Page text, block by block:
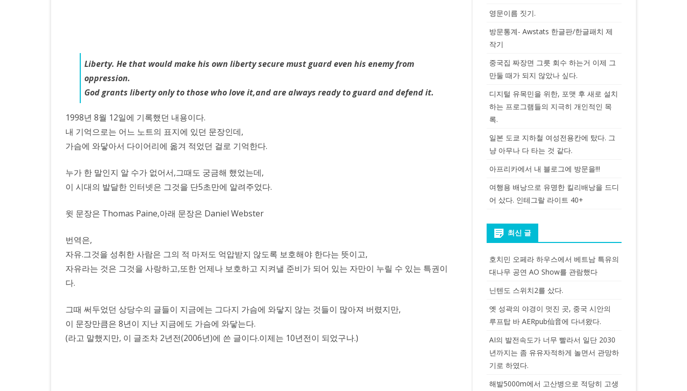
귀.
Liberty. He that would make his own liberty secure must guard even his enemy from
oppression.
God grants liberty only to those who love it,and are always ready to guard and defend it.
1998년 8월 12일에 기록했던 내용이다.
내 기억으로는 어느 노트의 표지에 있던 문장인데,
가슴에 와닿아서 다이어리에 옮겨 적었던 걸로 기억한다.
누가 한 말인지 알 수가 없어서,그때도 궁금해 했었는데,
이 시대의 발달한 인터넷은 그것을 단5초만에 알려주었다.
윗 문장은 Thomas Paine,아래 문장은 Daniel Webster
번역은,
자유.그것을 성취한 사람은 그의 적 마저도 억압받지 않도록 보호해야 한다는 뜻이고,
자유라는 것은 그것을 사랑하고,또한 언제나 보호하고 지켜낼 준비가 되어 있는 자만이 누릴 수 있는 특권이
다.
그때 써두었던 상당수의 글들이 지금에는 그다지 가슴에 와닿지 않는 것들이 많아져 버렸지만,
이 문장만큼은 8년이 지난 지금에도 가슴에 와닿는다.
(라고 말했지만, 이 글조차 2년전(2006년)에 쓴 글이다.이제는 10년전이 되었구나.)
영문이름 짓기.
방문통계- Awstats 한글판/한글패치 제
작기
중국집 짜장면 그릇 회수 하는거 이제 그
만둘 때가 되지 않았나 싶다.
디지털 유목민을 위한, 포맷 후 새로 설치
하는 프로그램들의 지극히 개인적인 목
록.
일본 도쿄 지하철 여성전용칸에 탔다. 그
냥 아무나 다 타는 것 같다.
아프리카에서 내 블로그에 방문을!!!
여행용 배낭으로 유명한 킬리배낭을 드디
어 샀다. 인테그랄 라이트 40+
최신 글
호치민 오페라 하우스에서 베트남 특유의
대나무 공연 AO Show를 관람했다
닌텐도 스위치2를 샀다.
옛 성곽의 야경이 멋진 곳, 중국 시안의
루프탑 바 AERpub仙音에 다녀왔다.
AI의 발전속도가 너무 빨라서 일단 2030
년까지는 좀 유유자적하게 놀면서 관망하
기로 하였다.
해발5000m에서 고산병으로 적당히 고생